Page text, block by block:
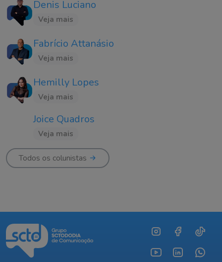
Denis Luciano
Veja mais
Fabrício Attanásio
Veja mais
Hemilly Lopes
Veja mais
Joice Quadros
Veja mais
Todos os colunistas